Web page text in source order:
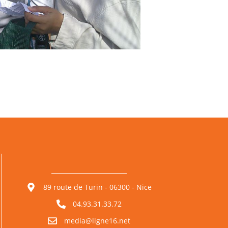
89 route de Turin - 06300 - Nice
04.93.31.33.72
media@ligne16.net